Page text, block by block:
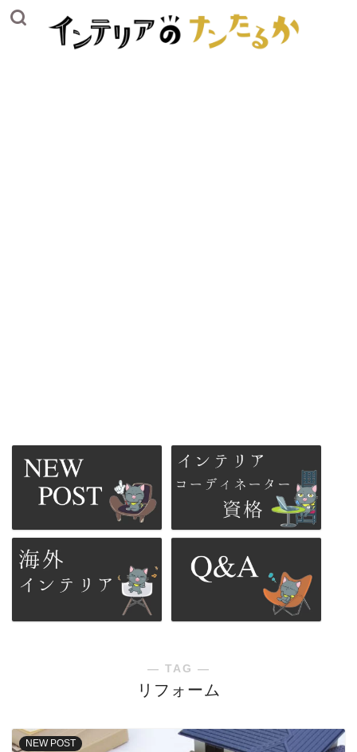
― TAG ―
リフォーム
NEW POST